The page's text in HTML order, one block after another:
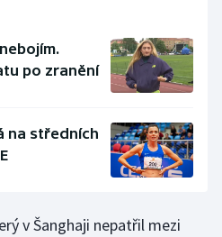
po zranění
na středních
v Šanghaji nepatřil mezi